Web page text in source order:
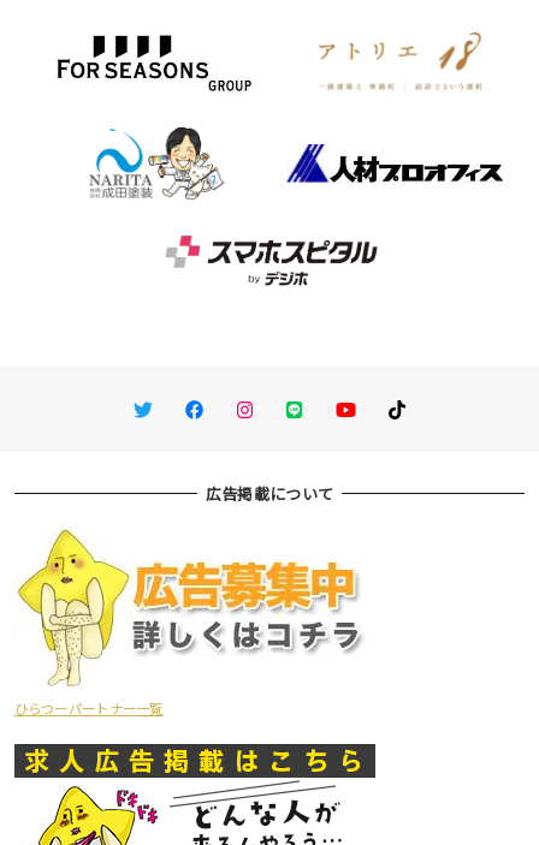
TwitterFacebookInstagram
LINE You TubeTikTok
広告掲載について
ひらつーパートナー一覧